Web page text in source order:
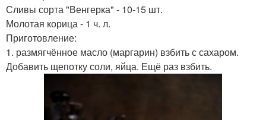
Сливы сорта "Венгерка" - 10-15 шт.
Молотая корица - 1 ч. л.
Приготовление:
1. размягчённое масло (маргарин) взбить с сахаром.
Добавить щепотку соли, яйца. Ещё раз взбить.